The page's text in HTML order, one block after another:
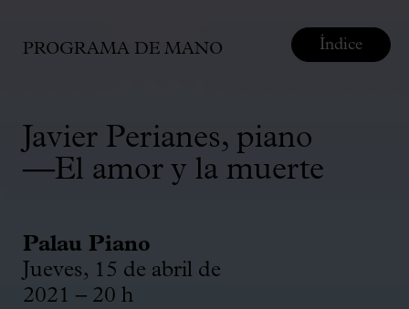
PROGRAMA DE MANO
Javier Perianes, piano
—El amor y la muerte
Palau Piano
Jueves, 15 de abril de
2021 – 20 h
Índice